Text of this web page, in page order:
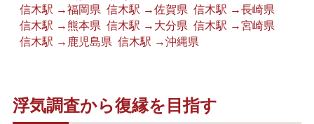
信木駅 →福岡県 信木駅 →佐賀県 信木駅 →長崎県
信木駅 →熊本県 信木駅 →大分県 信木駅 →宮崎県
信木駅 →鹿児島県 信木駅 →沖縄県
浮気調査から復縁を目指す